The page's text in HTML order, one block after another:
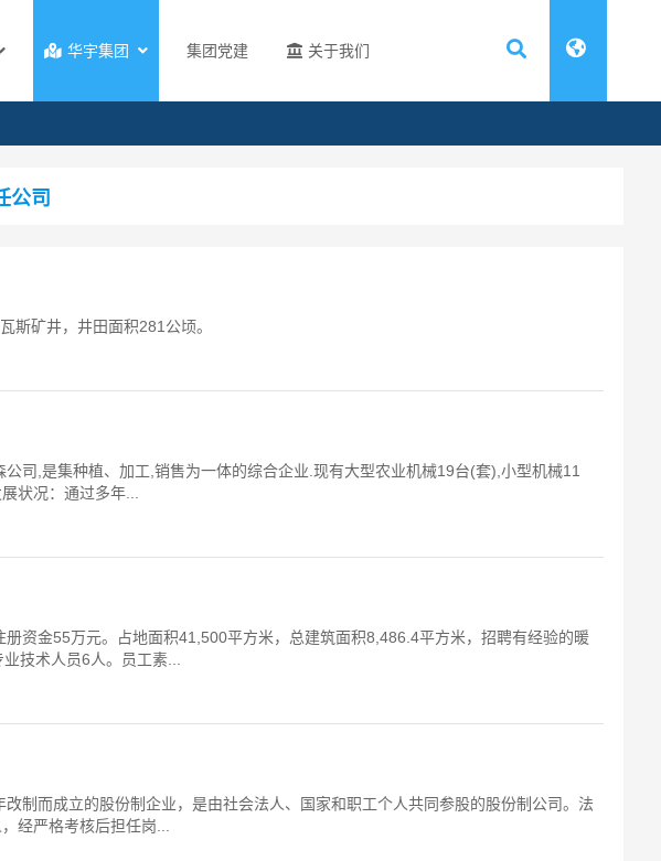
华宇集团 集团党建 关于我们
公司
斯矿井，井田面积281公顷。
司,是集种植、加工,销售为一体的综合企业.现有大型农业机械19台(套),小型机械11
状况：通过多年...
资金55万元。占地面积41,500平方米，总建筑面积8,486.4平方米，招聘有经验的暖
技术人员6人。员工素...
制而成立的股份制企业，是由社会法人、国家和职工个人共同参股的股份制公司。法
经严格考核后担任岗...